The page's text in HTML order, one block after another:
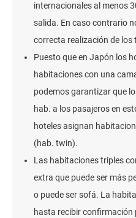
internacionales al menos
salida. En caso contrario
correcta realización de
Puesto que en Japón los
habitaciones con una
podemos garantizar que
hab. a los pasajeros en
hoteles asignan
(hab. twin).
Las habitaciones triples
extra que puede ser más
o puede ser sofá. La
hasta recibir confirmación